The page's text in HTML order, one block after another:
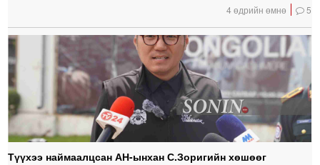
4 өдрийн өмнө 5
Түүхээ наймаалцсан АН-ынхан С.Зоригийн хөшөөг